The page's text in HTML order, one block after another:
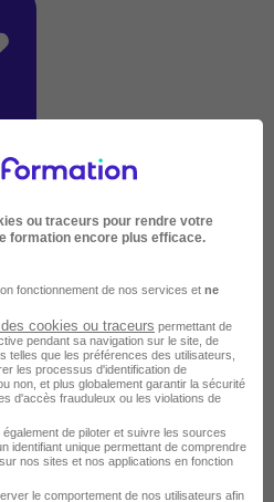
ou traceurs pour rendre votre
formation encore plus efficace.
fonctionnement de nos services et ne
cookies ou traceurs permettant de
pendant sa navigation sur le site, de
telles que les préférences des utilisateurs,
les processus d'identification de
non, et plus globalement garantir la sécurité
d'accès frauduleux ou les violations de
de piloter et suivre les sources
identifiant unique permettant de comprendre
nos sites et nos applications en fonction
le comportement de nos utilisateurs afin